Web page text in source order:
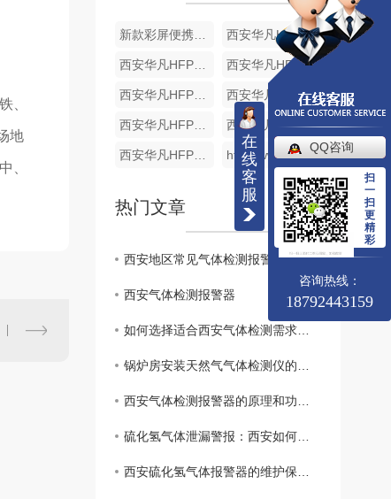
、
地
、
新款彩屏便携式单一气体检测仪 西安华凡HFP-1403便携式磷化氢检测仪报警器
西安华凡HFP-1403便携式二氧化碳检测仪报警器 西安华凡HFP-1403便携式款氯气检测仪报警器
西安华凡HFP-1403便携式臭氧检测仪报警器 西安华凡HFP-1403便携式氨气检测仪报警器
西安华凡HFP-1403便携式氢气检测仪报警器 西安华凡HFP-1403便携式款硫化氢气体检测仪报警器
西安华凡HFP-1403便携式煤气一氧化碳气体检测仪报警器 http://www.huafankj.com/yyhtjc/301.html
热门文章
西安地区常见气体检测报警器推荐
西安气体检测报警器
如何选择适合西安气体检测需求的报警器？
锅炉房安装天然气气体检测仪的重要性有哪些?
西安气体检测报警器的原理和功能解析
硫化氢气体泄漏警报：西安如何提高 意识
西安硫化氢气体报警器的维护保养指南
在
线
客
服
QQ咨询
扫
一
扫
更
精
彩
咨询热线：
18792443159